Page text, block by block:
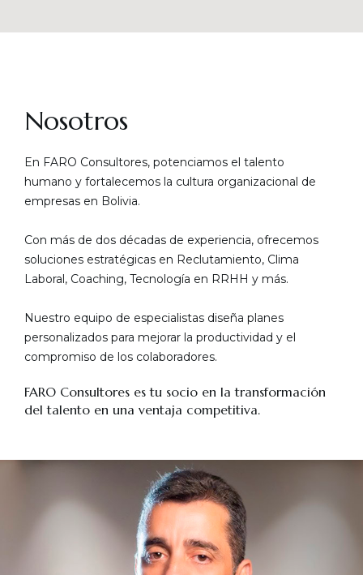
Nosotros
En FARO Consultores, potenciamos el talento
humano y fortalecemos la cultura organizacional de
empresas en Bolivia.
Con más de dos décadas de experiencia, ofrecemos
soluciones estratégicas en Reclutamiento, Clima
Laboral, Coaching, Tecnología en RRHH y más.
Nuestro equipo de especialistas diseña planes
personalizados para mejorar la productividad y el
compromiso de los colaboradores.
FARO Consultores es tu socio en la transformación
del talento en una ventaja competitiva.